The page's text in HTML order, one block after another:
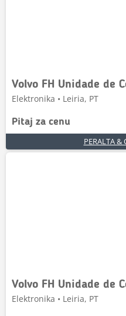
Volvo FH Unidade de
Elektronika • Leiria, PT
Pitaj za cenu
PERALTA &
Volvo FH Unidade de
Elektronika • Leiria, PT